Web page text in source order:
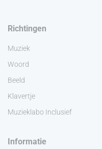
Richtingen
Muziek
Woord
Beeld
Klavertje
Muzieklabo Inclusief
Informatie